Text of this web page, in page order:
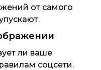
от самого
ли ваше
соцсети.